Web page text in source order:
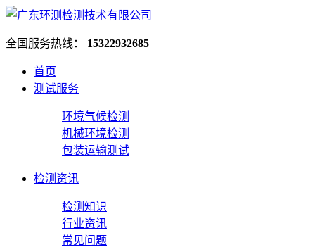
全国服务热线： 15322932685
首页
测试服务
环境气候检测
机械环境检测
包装运输测试
检测资讯
检测知识
行业资讯
常见问题